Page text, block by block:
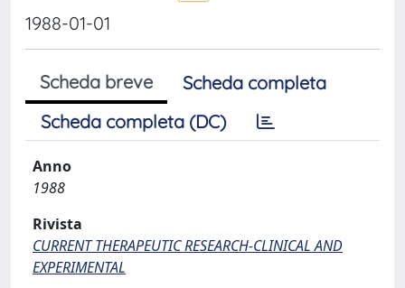
1988-01-01
Scheda breve
Scheda completa
Scheda completa (DC)
Anno
1988
Rivista
CURRENT THERAPEUTIC RESEARCH-CLINICAL AND
EXPERIMENTAL